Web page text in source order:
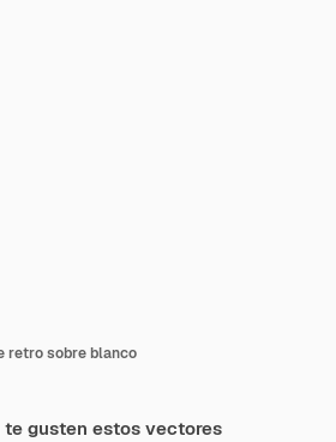
retro sobre blanco
te gusten estos vectores